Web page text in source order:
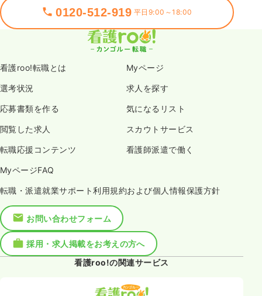
0120-512-919 平日9:00～18:00
看護roo!転職とは Myページ
選考状況 求人を探す
応募書類を作る 気になるリスト
閲覧した求人 スカウトサービス
転職応援コンテンツ 看護師派遣で働く
MyページFAQ
転職・派遣就業サポート利用規約および個人情報保護方針
お問い合わせフォーム
採用・求人掲載をお考えの方へ
看護roo!の関連サービス